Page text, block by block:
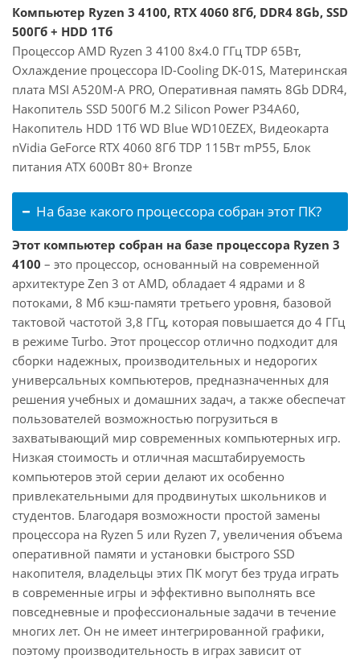
Компьютер Ryzen 3 4100, RTX 4060 8Гб, DDR4 8Gb, SSD
500Гб + HDD 1Тб
Процессор AMD Ryzen 3 4100 8x4.0 ГГц TDP 65Вт,
Охлаждение процессора ID-Cooling DK-01S, Материнская
плата MSI A520M-A PRO, Оперативная память 8Gb DDR4,
Накопитель SSD 500Гб M.2 Silicon Power P34A60,
Накопитель HDD 1Тб WD Blue WD10EZEX, Видеокарта
nVidia GeForce RTX 4060 8Гб TDP 115Вт mP55, Блок
питания ATX 600Вт 80+ Bronze
На базе какого процессора собран этот ПК?
Этот компьютер собран на базе процессора Ryzen 3
4100 – это процессор, основанный на современной
архитектуре Zen 3 от AMD, обладает 4 ядрами и 8
потоками, 8 Мб кэш-памяти третьего уровня, базовой
тактовой частотой 3,8 ГГц, которая повышается до 4 ГГц
в режиме Turbo. Этот процессор отлично подходит для
сборки надежных, производительных и недорогих
универсальных компьютеров, предназначенных для
решения учебных и домашних задач, а также обеспечат
пользователей возможностью погрузиться в
захватывающий мир современных компьютерных игр.
Низкая стоимость и отличная масштабируемость
компьютеров этой серии делают их особенно
привлекательными для продвинутых школьников и
студентов. Благодаря возможности простой замены
процессора на Ryzen 5 или Ryzen 7, увеличения объема
оперативной памяти и установки быстрого SSD
накопителя, владельцы этих ПК могут без труда играть
в современные игры и эффективно выполнять все
повседневные и профессиональные задачи в течение
многих лет. Он не имеет интегрированной графики,
поэтому производительность в играх зависит от